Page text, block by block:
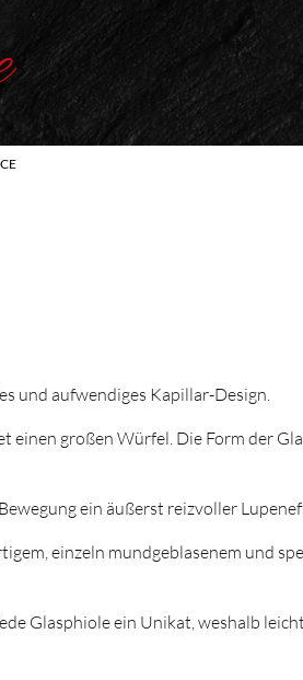
und aufwendiges Kapillar-Design.
einen großen Würfel. Die Form der
ein äußerst reizvoller
einzeln mundgeblasenem und
Glasphiole ein Unikat, weshalb